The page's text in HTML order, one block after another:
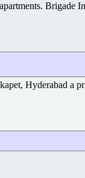
Brigade
Hyderabad a